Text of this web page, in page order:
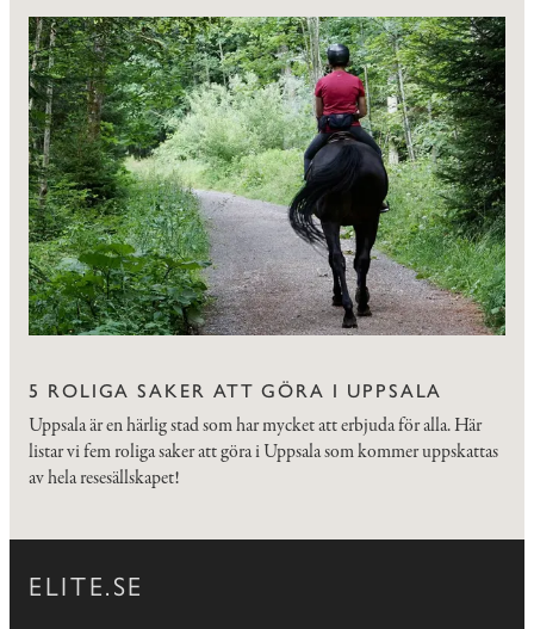
5 ROLIGA SAKER ATT GÖRA I UPPSALA
Uppsala är en härlig stad som har mycket att erbjuda för alla. Här
listar vi fem roliga saker att göra i Uppsala som kommer uppskattas
av hela resesällskapet!
ELITE.SE